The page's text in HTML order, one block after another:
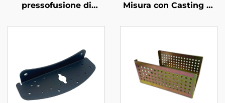
pressofusione di
Misura con Casting di